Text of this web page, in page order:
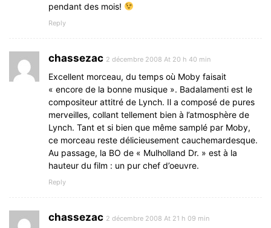
pendant des mois!
Reply
chassezac 2 décembre 2008 At 20 h 40 min
Excellent morceau, du temps où Moby faisait
« encore de la bonne musique ». Badalamenti est le
compositeur attitré de Lynch. Il a composé de pures
merveilles, collant tellement bien à l’atmosphère de
Lynch. Tant et si bien que même samplé par Moby,
ce morceau reste délicieusement cauchemardesque.
Au passage, la BO de « Mulholland Dr. » est à la
hauteur du film : un pur chef d’oeuvre.
Reply
chassezac 2 décembre 2008 At 21 h 09 min